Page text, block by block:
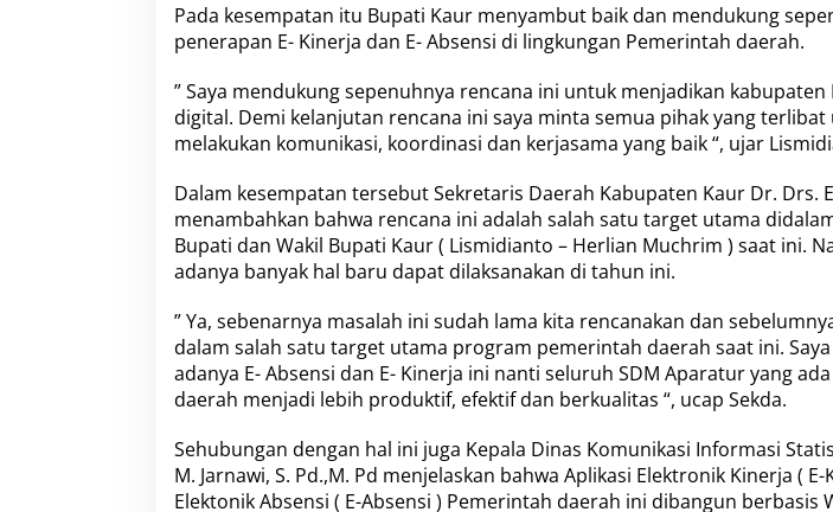
Pada kesempatan itu Bupati Kaur menyambut baik dan mendukung
penerapan E- Kinerja dan E- Absensi di lingkungan Pemerintah daerah.
” Saya mendukung sepenuhnya rencana ini untuk menjadikan kabupaten
digital. Demi kelanjutan rencana ini saya minta semua pihak yang
melakukan komunikasi, koordinasi dan kerjasama yang baik “, ujar
Dalam kesempatan tersebut Sekretaris Daerah Kabupaten Kaur Dr. Drs.
menambahkan bahwa rencana ini adalah salah satu target utama
Bupati dan Wakil Bupati Kaur ( Lismidianto – Herlian Muchrim ) saat ini.
adanya banyak hal baru dapat dilaksanakan di tahun ini.
” Ya, sebenarnya masalah ini sudah lama kita rencanakan dan
dalam salah satu target utama program pemerintah daerah saat ini.
adanya E- Absensi dan E- Kinerja ini nanti seluruh SDM Aparatur yang
daerah menjadi lebih produktif, efektif dan berkualitas “, ucap Sekda.
Sehubungan dengan hal ini juga Kepala Dinas Komunikasi Informasi
M. Jarnawi, S. Pd.,M. Pd menjelaskan bahwa Aplikasi Elektronik Kinerja (
Elektonik Absensi ( E-Absensi ) Pemerintah daerah ini dibangun berbasis